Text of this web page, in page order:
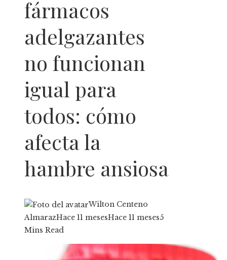
fármacos
adelgazantes
no funcionan
igual para
todos: cómo
afecta la
hambre ansiosa
Wilton Centeno
AlmarazHace 11 mesesHace 11 meses5
Mins Read